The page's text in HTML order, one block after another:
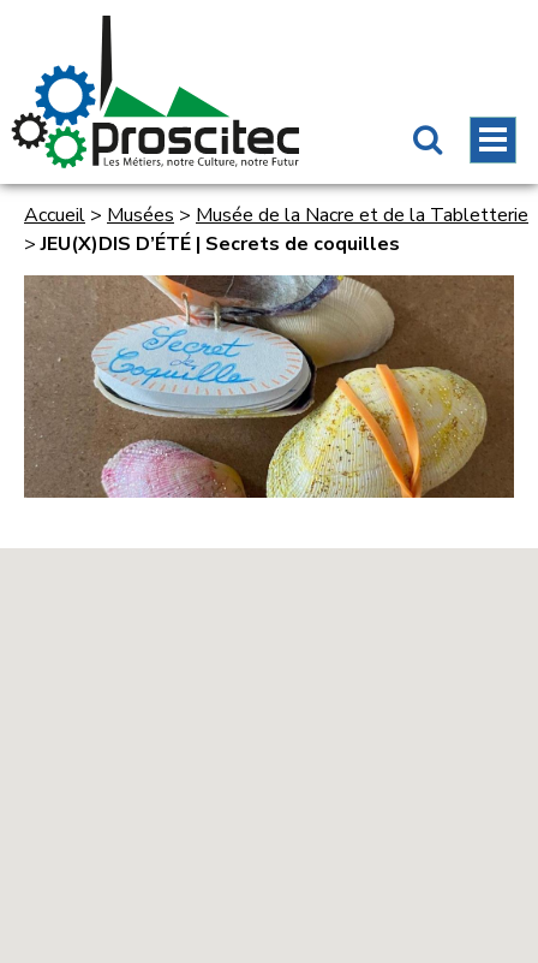
Accueil > Musées > Musée de la Nacre et de la Tabletterie
>JEU(X)DIS D’ÉTÉ | Secrets de coquilles